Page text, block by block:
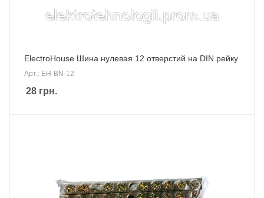
ElectroHouse Шина нулевая 12 отверстий на DIN рейку
Арт.: EH-BN-12
28 грн.